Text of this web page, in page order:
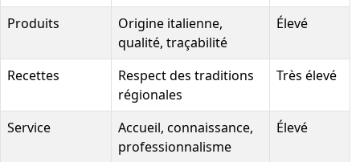
Produits
Origine italienne,
qualité, traçabilité
Élevé
Recettes
Respect des traditions
régionales
Très élevé
Service
Accueil, connaissance,
professionnalisme
Élevé